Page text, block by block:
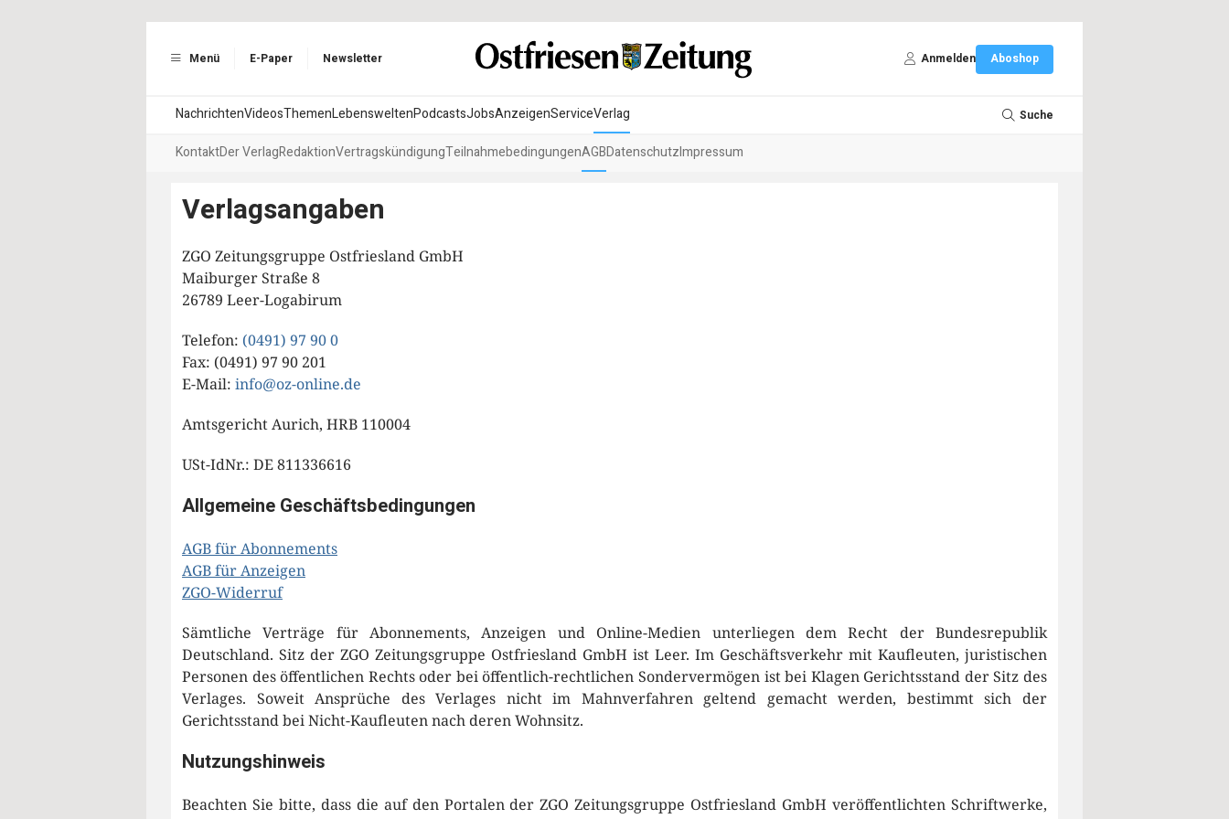
Menü E-Paper Newsletter Anmelden Aboshop
NachrichtenVideosThemenLebensweltenPodcastsJobsAnzeigenServiceVerlag Suche
KontaktDer VerlagRedaktionVertragskündigungTeilnahmebedingungenAGBDatenschutzImpressum
Verlagsangaben
ZGO Zeitungsgruppe Ostfriesland GmbH
Maiburger Straße 8
26789 Leer-Logabirum
Telefon: (0491) 97 90 0
Fax: (0491) 97 90 201
E-Mail: info@oz-online.de
Amtsgericht Aurich, HRB 110004
USt-IdNr.: DE 811336616
Allgemeine Geschäftsbedingungen
AGB für Abonnements
AGB für Anzeigen
ZGO-Widerruf
Sämtliche Verträge für Abonnements, Anzeigen und Online-Medien unterliegen dem Recht der Bundesrepublik
Deutschland. Sitz der ZGO Zeitungsgruppe Ostfriesland GmbH ist Leer. Im Geschäftsverkehr mit Kaufleuten, juristischen
Personen des öffentlichen Rechts oder bei öffentlich-rechtlichen Sondervermögen ist bei Klagen Gerichtsstand der Sitz des
Verlages. Soweit Ansprüche des Verlages nicht im Mahnverfahren geltend gemacht werden, bestimmt sich der
Gerichtsstand bei Nicht-Kaufleuten nach deren Wohnsitz.
Nutzungshinweis
Beachten Sie bitte, dass die auf den Portalen der ZGO Zeitungsgruppe Ostfriesland GmbH veröffentlichten Schriftwerke,